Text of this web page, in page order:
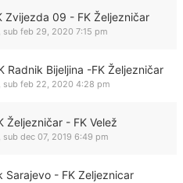
Zvijezda 09 - FK Željezničar
sub feb 29, 2020 7:15 pm
Radnik Bijeljina -FK Željezničar
sub feb 22, 2020 4:28 pm
Željezničar - FK Velež
sub dec 07, 2019 6:49 pm
Sarajevo - FK Zeljeznicar